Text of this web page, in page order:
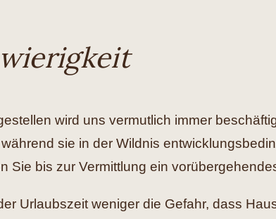
wird uns vermutlich immer
sie in der Wildnis
Sie bis zur Vermittlung ein
Urlaubszeit weniger die Gefahr, dass